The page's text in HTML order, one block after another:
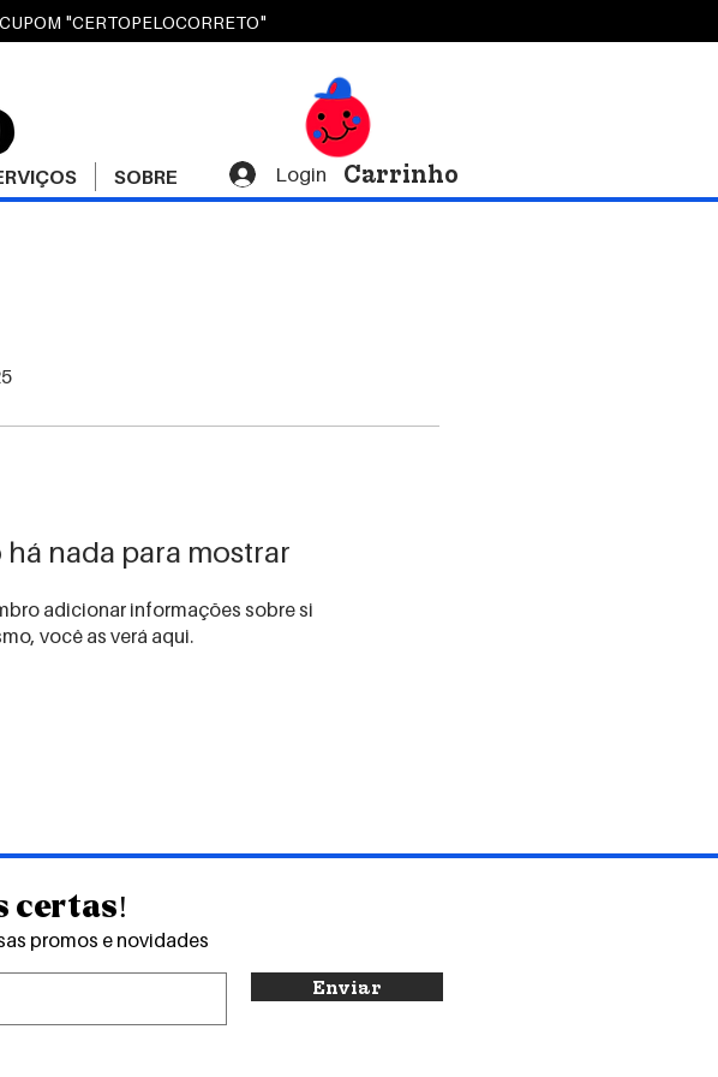
"CERTOPELOCORRETO"
Login
SOBRE Carrinho
nada para mostrar
adicionar informações sobre si
você as verá aqui.
certas!
promos e novidades
Enviar